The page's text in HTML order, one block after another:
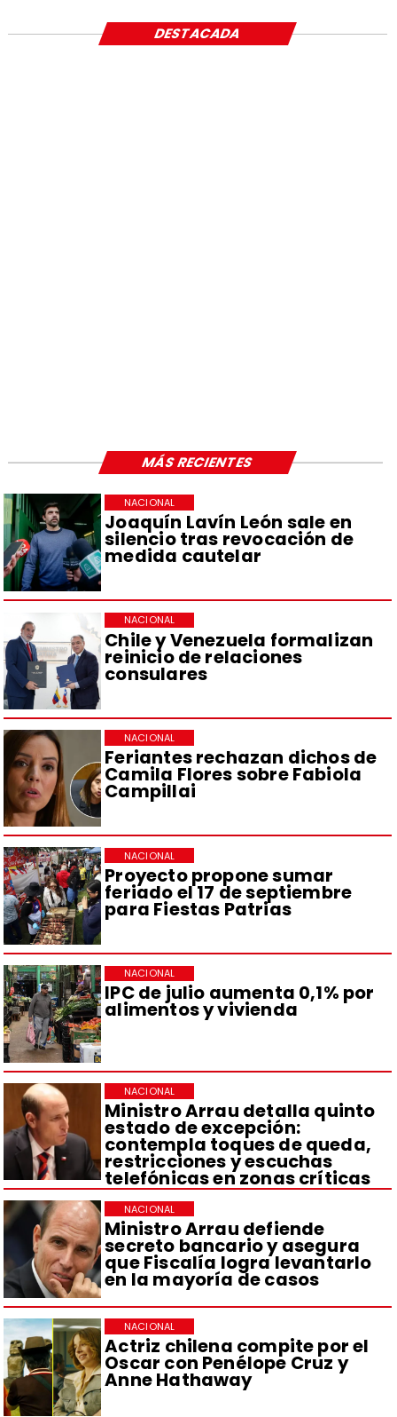
Joaquín Lavín León sale en
silencio tras revocación de
medida cautelar
NACIONAL
Chile y Venezuela formalizan
reinicio de relaciones
consulares
NACIONAL
Feriantes rechazan dichos de
Camila Flores sobre Fabiola
Campillai
NACIONAL
Proyecto propone sumar
feriado el 17 de septiembre
para Fiestas Patrias
NACIONAL
IPC de julio aumenta 0,1% por
alimentos y vivienda
NACIONAL
Ministro Arrau detalla quinto
estado de excepción:
contempla toques de queda,
restricciones y escuchas
telefónicas en zonas críticas
NACIONAL
Ministro Arrau defiende
secreto bancario y asegura
que Fiscalía logra levantarlo
en la mayoría de casos
NACIONAL
Actriz chilena compite por el
Oscar con Penélope Cruz y
Anne Hathaway
NACIONAL
DESTACADA
MÁS RECIENTES